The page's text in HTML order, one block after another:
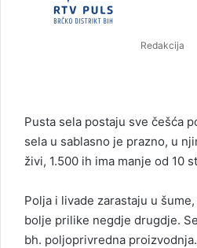
Redakcija
Pusta sela postaju sve češća
sela u sablasno je prazno, u
živi, 1.500 ih ima manje od 10
Polja i livade zarastaju u
bolje prilike negdje drugdje.
bh. poljoprivredna proizvodnja.